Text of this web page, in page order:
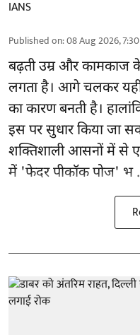
IANS
Published on:08 Aug 2026,
बढ़ती उम्र और कामकाज
लगता है। आगे चलकर यही
का कारण बनती है।
इस पर सुधार किया जा
शक्तिशालीआसनोंमें से
में 'फेदर पीकॉक पोज' भ